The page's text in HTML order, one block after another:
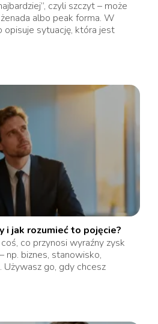
czyli szczyt – może
albo peak forma. W
opisuje sytuację, która jest
i jak rozumieć to pojęcie?
co przynosi wyraźny zysk
np. biznes, stanowisko,
go, gdy chcesz